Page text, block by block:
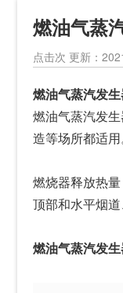
燃油气蒸
点击次 更新：
燃油气蒸汽发
燃油气蒸汽发
造等场所都适用
燃烧器释放热
顶部和水平烟
燃油气蒸汽发